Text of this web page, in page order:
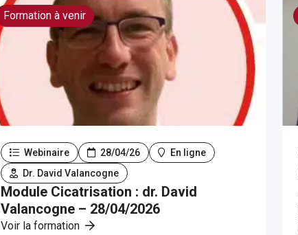
Formation à venir
Webinaire 28/04/26
En ligne
Dr. David Valancogne
Module Cicatrisation : dr. David
Valancogne – 28/04/2026
Voir la formation